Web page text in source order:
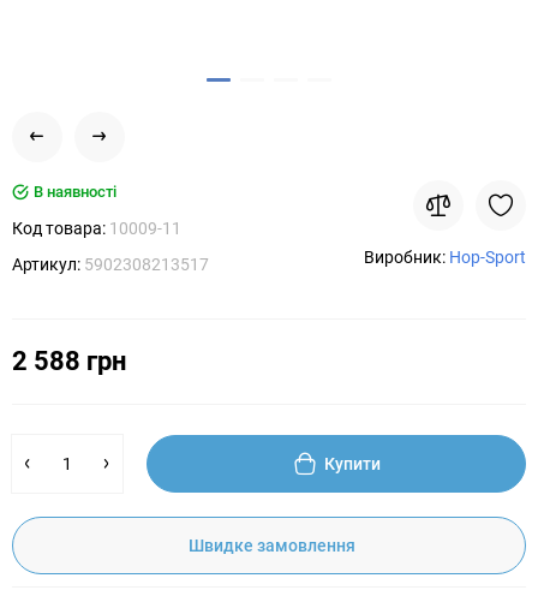
В наявності
Код товара: 10009-11
Артикул: 5902308213517 Виробник: Hop-Sport
2 588 грн
Купити
Швидке замовлення